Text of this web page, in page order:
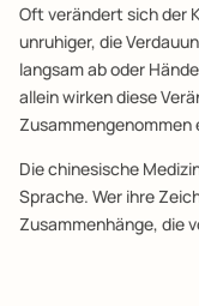
Oft verändert sich der
unruhiger, die
langsam ab oder
allein wirken diese
Zusammengenommen
Die chinesische
Sprache. Wer ihre
Zusammenhänge, die